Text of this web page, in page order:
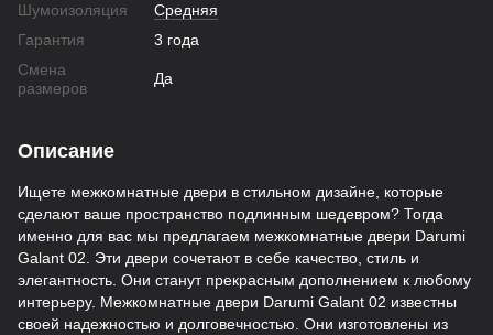
Шумоизоляция
Средняя
Гарантия
3 года
Смена
размеров
Да
Описание
Ищете межкомнатные двери в стильном дизайне, которые
сделают ваше пространство подлинным шедевром? Тогда
именно для вас мы предлагаем межкомнатные двери Darumi
Galant 02. Эти двери сочетают в себе качество, стиль и
элегантность. Они станут прекрасным дополнением к любому
интерьеру. Межкомнатные двери Darumi Galant 02 известны
своей надежностью и долговечностью. Они изготовлены из